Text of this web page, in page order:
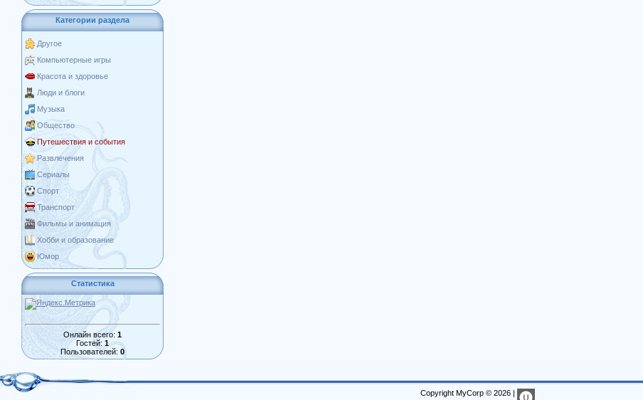
Категории раздела
Другое
Компьютерные игры
Красота и здоровье
Люди и блоги
Музыка
Общество
Путешествия и события
Развлечения
Сериалы
Спорт
Транспорт
Фильмы и анимация
Хобби и образование
Юмор
Статистика
Онлайн всего: 1
Гостей: 1
Пользователей: 0
Copyright MyCorp © 2026 |